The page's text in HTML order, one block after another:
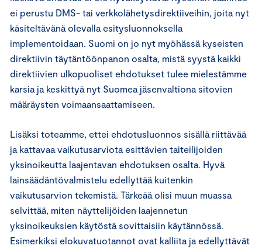
ei perustu DMS- tai verkkolähetysdirektiiveihin, joita nyt
käsiteltävänä olevalla esitysluonnoksella
implementoidaan. Suomi on jo nyt myöhässä kyseisten
direktiivin täytäntöönpanon osalta, mistä syystä kaikki
direktiivien ulkopuoliset ehdotukset tulee mielestämme
karsia ja keskittyä nyt Suomea jäsenvaltiona sitovien
määräysten voimaansaattamiseen.
Lisäksi toteamme, ettei ehdotusluonnos sisällä riittävää
ja kattavaa vaikutusarviota esittävien taiteilijoiden
yksinoikeutta laajentavan ehdotuksen osalta. Hyvä
lainsäädäntövalmistelu edellyttää kuitenkin
vaikutusarvion tekemistä. Tärkeää olisi muun muassa
selvittää, miten näyttelijöiden laajennetun
yksinoikeuksien käytöstä sovittaisiin käytännössä.
Esimerkiksi elokuvatuotannot ovat kalliita ja edellyttävät